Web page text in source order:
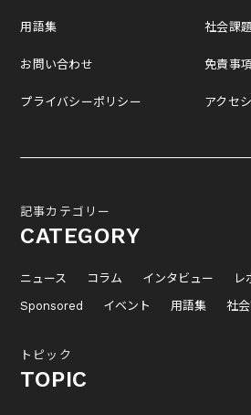
用語集
お問い合わせ
プライバシーポリシー
社会課
免責事
アクセ
記事カテゴリー
CATEGORY
ニュース コラム インタビュー レ
Sponsored
イベント 用語集 社
トピック
TOPIC